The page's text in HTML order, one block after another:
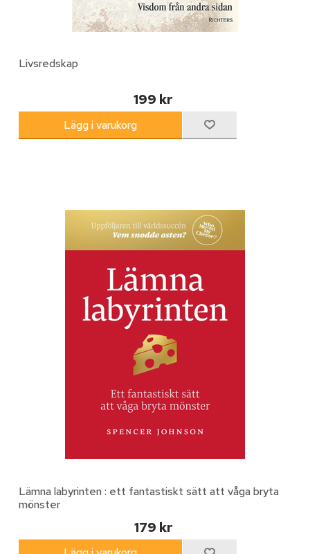
Livsredskap
199 kr
Lämna labyrinten : ett fantastiskt sätt att våga bryta
mönster
179 kr